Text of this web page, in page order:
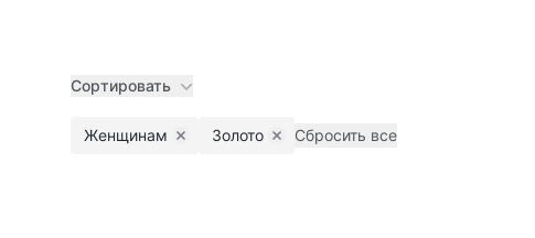
Сортировать
Женщинам Remove filter
Золото Remove filter
Сбросить все